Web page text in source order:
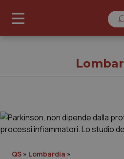
QS » Lombardia »